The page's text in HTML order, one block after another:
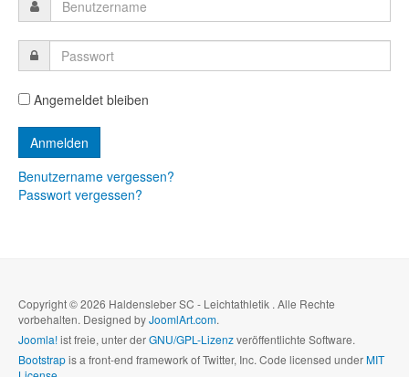
Angemeldet bleiben
Benutzername vergessen?
Passwort vergessen?
Copyright © 2026 Haldensleber SC - Leichtathletik . Alle Rechte
vorbehalten. Designed byJoomlArt.com.
Joomla!ist freie, unter derGNU/GPL-Lizenzveröffentlichte Software.
Bootstrapis a front-end framework of Twitter, Inc. Code licensed underMIT